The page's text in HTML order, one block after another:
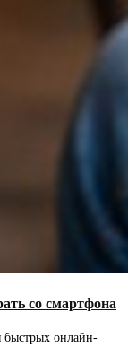
со смартфона
быстрых онлайн-